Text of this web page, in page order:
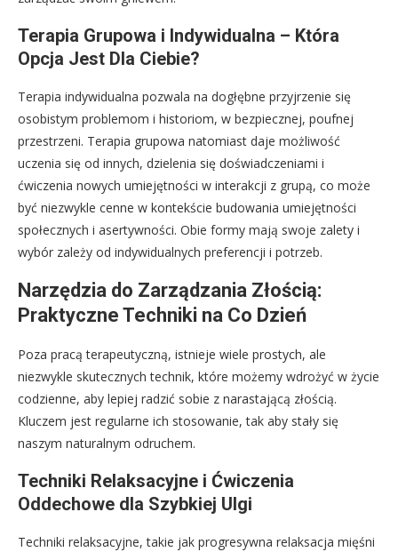
Terapia Grupowa i Indywidualna – Która
Opcja Jest Dla Ciebie?
Terapia indywidualna pozwala na dogłębne przyjrzenie się
osobistym problemom i historiom, w bezpiecznej, poufnej
przestrzeni. Terapia grupowa natomiast daje możliwość
uczenia się od innych, dzielenia się doświadczeniami i
ćwiczenia nowych umiejętności w interakcji z grupą, co może
być niezwykle cenne w kontekście budowania umiejętności
społecznych i asertywności. Obie formy mają swoje zalety i
wybór zależy od indywidualnych preferencji i potrzeb.
Narzędzia do Zarządzania Złością:
Praktyczne Techniki na Co Dzień
Poza pracą terapeutyczną, istnieje wiele prostych, ale
niezwykle skutecznych technik, które możemy wdrożyć w życie
codzienne, aby lepiej radzić sobie z narastającą złością.
Kluczem jest regularne ich stosowanie, tak aby stały się
naszym naturalnym odruchem.
Techniki Relaksacyjne i Ćwiczenia
Oddechowe dla Szybkiej Ulgi
Techniki relaksacyjne, takie jak progresywna relaksacja mięśni